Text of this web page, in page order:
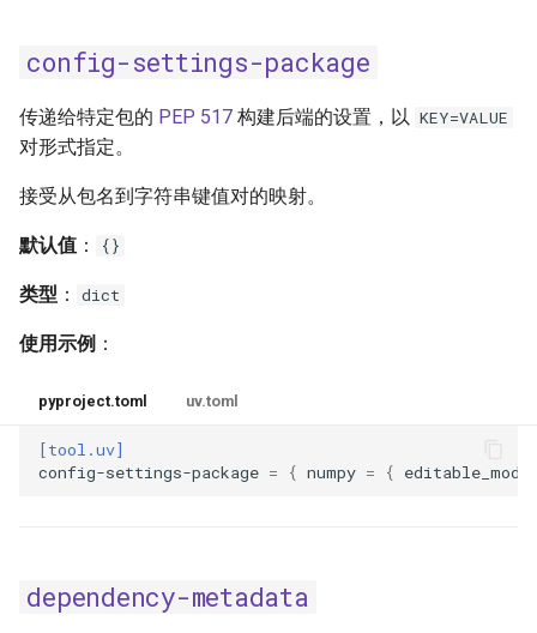
config-settings-package
传递给特定包的 PEP 517 构建后端的设置，以 KEY=VALUE
对形式指定。
接受从包名到字符串键值对的映射。
默认值 ： {}
类型 ： dict
使用示例 ：
pyproject.toml uv.toml
[tool.uv]
config-settings-package = { numpy = { editable_mode
dependency-metadata